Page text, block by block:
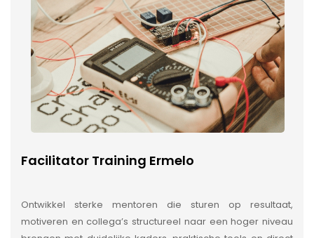
Facilitator Training Ermelo
Ontwikkel sterke mentoren die sturen op resultaat,
motiveren en collega’s structureel naar een hoger niveau